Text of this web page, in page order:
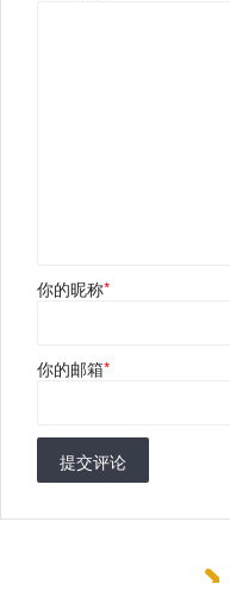
你的昵称*
你的邮箱*
提交评论